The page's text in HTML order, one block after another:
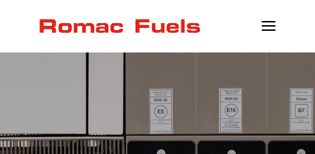
DIENSTEN